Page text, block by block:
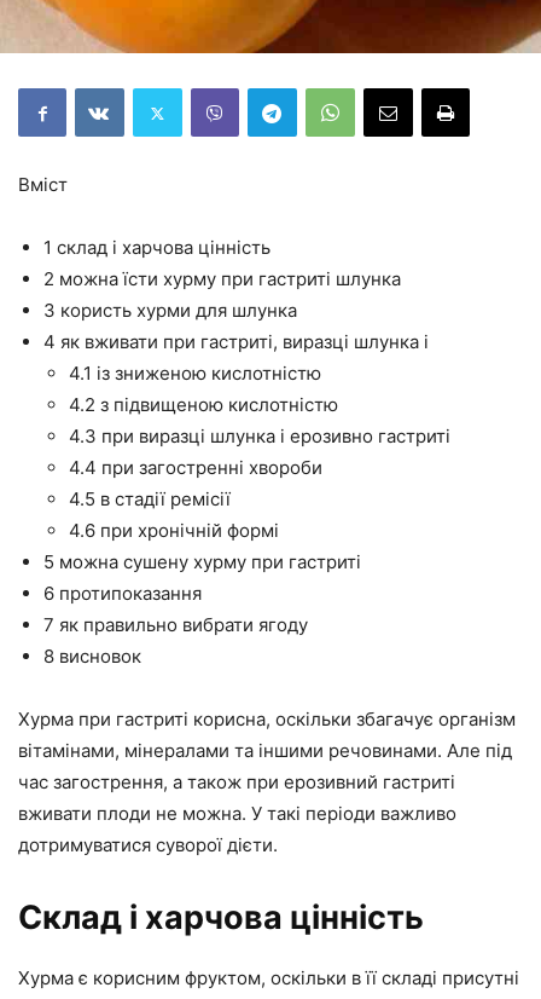
Вміст
1 склад і харчова цінність
2 можна їсти хурму при гастриті шлунка
3 користь хурми для шлунка
4 як вживати при гастриті, виразці шлунка і
4.1 із зниженою кислотністю
4.2 з підвищеною кислотністю
4.3 при виразці шлунка і ерозивно гастриті
4.4 при загостренні хвороби
4.5 в стадії ремісії
4.6 при хронічній формі
5 можна сушену хурму при гастриті
6 протипоказання
7 як правильно вибрати ягоду
8 висновок
Хурма при гастриті корисна, оскільки збагачує організм
вітамінами, мінералами та іншими речовинами. Але під
час загострення, а також при ерозивний гастриті
вживати плоди не можна. У такі періоди важливо
дотримуватися суворої дієти.
Склад і харчова цінність
Хурма є корисним фруктом, оскільки в її складі присутні